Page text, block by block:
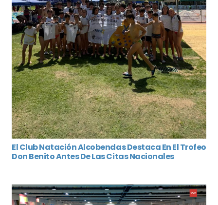
El Club Natación Alcobendas Destaca En El Trofeo
Don Benito Antes De Las Citas Nacionales